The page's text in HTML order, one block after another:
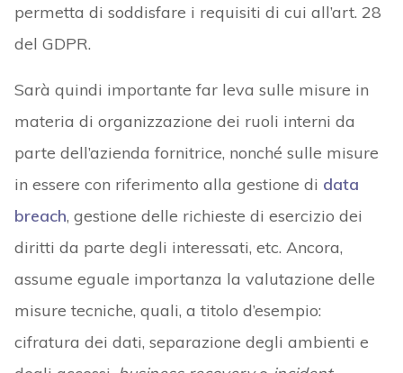
permetta di soddisfare i requisiti di cui all’art. 28
del GDPR.
Sarà quindi importante far leva sulle misure in
materia di organizzazione dei ruoli interni da
parte dell’azienda fornitrice, nonché sulle misure
in essere con riferimento alla gestione di data
breach, gestione delle richieste di esercizio dei
diritti da parte degli interessati, etc. Ancora,
assume eguale importanza la valutazione delle
misure tecniche, quali, a titolo d’esempio:
cifratura dei dati, separazione degli ambienti e